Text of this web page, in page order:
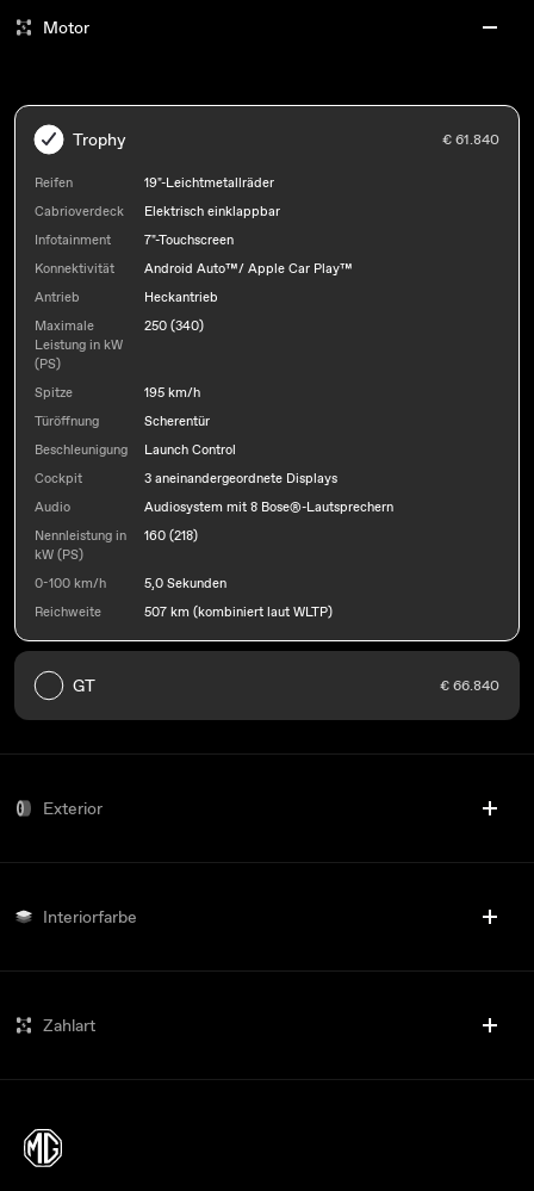
Motor
Trophy € 61.840
Reifen
19"-Leichtmetallräder
Cabrioverdeck
Elektrisch einklappbar
Infotainment
7"-Touchscreen
Konnektivität
Android Auto™/ Apple Car Play™
Antrieb
Heckantrieb
Maximale
Leistung in kW
(PS)
250 (340)
Spitze
195 km/h
Türöffnung
Scherentür
Beschleunigung
Launch Control
Cockpit
3 aneinandergeordnete Displays
Audio
Audiosystem mit 8 Bose®-Lautsprechern
Nennleistung in
kW (PS)
160 (218)
0-100 km/h
5,0 Sekunden
Reichweite
507 km (kombiniert laut WLTP)
GT € 66.840
Exterior
Interiorfarbe
Zahlart